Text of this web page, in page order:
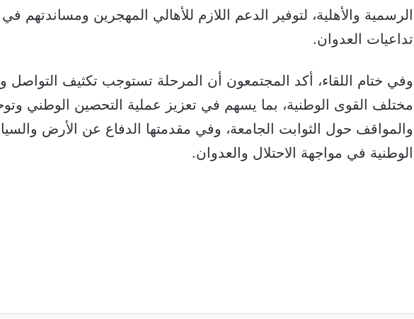
الرسمية والأهلية، لتوفير الدعم اللازم للأهالي المهجرين ومساندتهم
تداعيات العدوان.
وفي ختام اللقاء، أكد المجتمعون أن المرحلة تستوجب تكثيف التواصل
مختلف القوى الوطنية، بما يسهم في تعزيز عملية التحصين الوطني
والمواقف حول الثوابت الجامعة، وفي مقدمتها الدفاع عن الأرض
الوطنية في مواجهة الاحتلال والعدوان.